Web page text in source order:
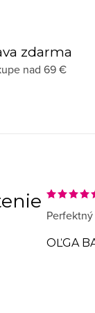
zdarma
nad 69 €
Perfektný
OĽGA